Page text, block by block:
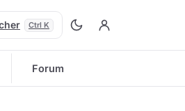
Ctrl K
Forum